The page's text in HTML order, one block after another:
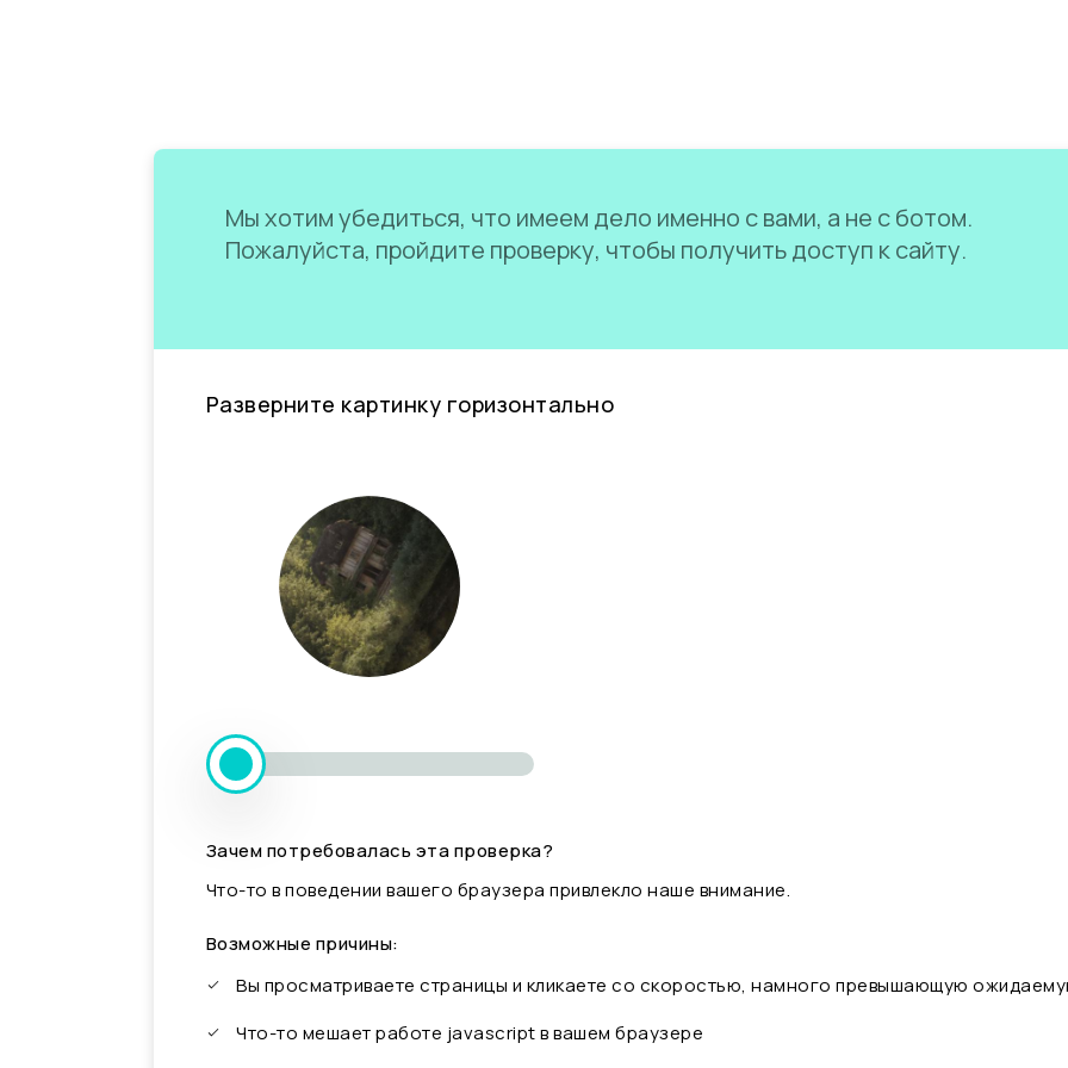
Мы хотим убедиться, что имеем дело именно с вами, а не с ботом.
Пожалуйста, пройдите проверку, чтобы получить доступ к сайту.
Разверните картинку горизонтально
Зачем потребовалась эта проверка?
Что-то в поведении вашего браузера привлекло наше внимание.
Возможные причины:
Вы просматриваете страницы и кликаете со скоростью, намного превышающую
Что-то мешает работе javascript в вашем браузере